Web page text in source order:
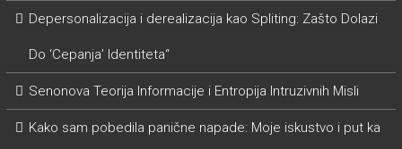
Depersonalizacija i derealizacija kao Spliting: Zašto Dolazi
Do ‘Cepanja’ Identiteta“
Senonova Teorija Informacije i Entropija Intruzivnih Misli
Kako sam pobedila panične napade: Moje iskustvo i put ka